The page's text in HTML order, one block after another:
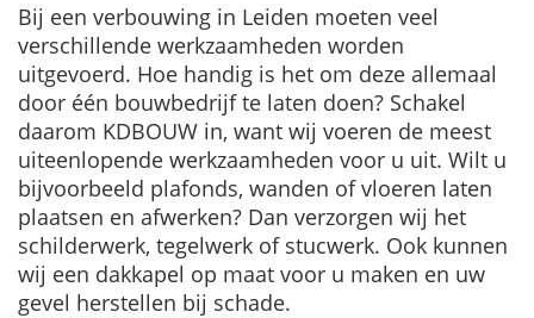
Bij een verbouwing in Leiden moeten veel
verschillende werkzaamheden worden
uitgevoerd. Hoe handig is het om deze allemaal
door één bouwbedrijf te laten doen? Schakel
daarom KDBOUW in, want wij voeren de meest
uiteenlopende werkzaamheden voor u uit. Wilt u
bijvoorbeeld plafonds, wanden of vloeren laten
plaatsen en afwerken? Dan verzorgen wij het
schilderwerk, tegelwerk of stucwerk. Ook kunnen
wij een dakkapel op maat voor u maken en uw
gevel herstellen bij schade.